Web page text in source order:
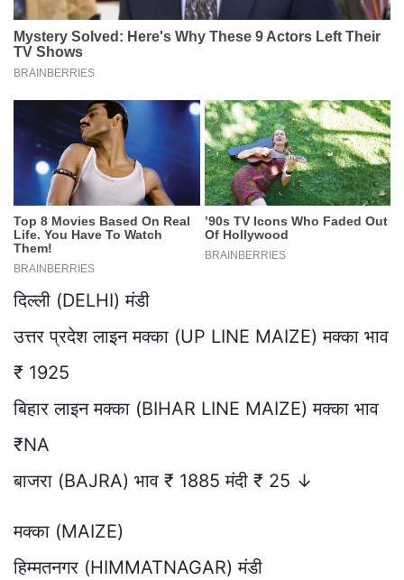
दिल्ली (DELHI) मंडी
उत्तर प्रदेश लाइन मक्का (UP LINE MAIZE) मक्का भाव
₹ 1925
बिहार लाइन मक्का (BIHAR LINE MAIZE) मक्का भाव
₹NA
बाजरा (BAJRA) भाव ₹ 1885 मंदी ₹ 25 ↓
मक्का (MAIZE)
हिम्मतनगर (HIMMATNAGAR) मंडी